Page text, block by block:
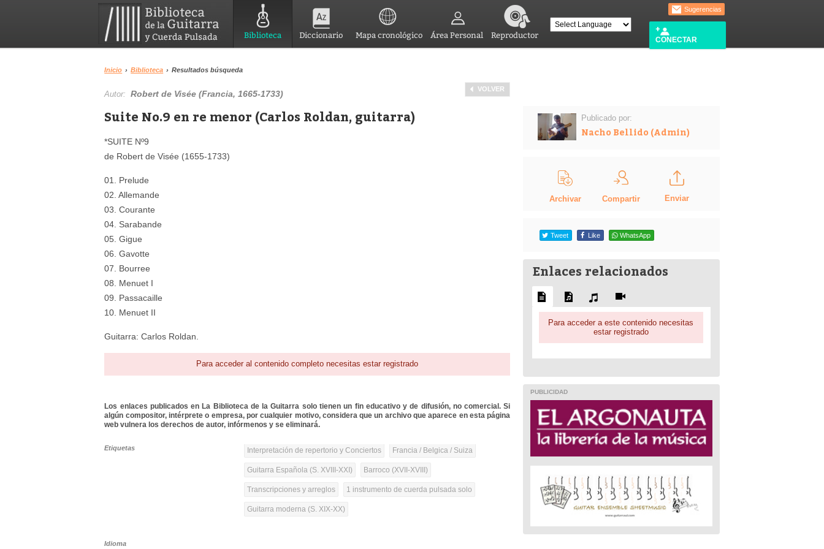
Biblioteca Diccionario Mapa cronológico Área Personal Reproductor
Sugerencias
CONECTAR
Inicio › Biblioteca › Resultados búsqueda
VOLVER
Autor:Robert de Visée (Francia, 1665-1733)
Suite No.9 en re menor (Carlos Roldan, guitarra)
*SUITE Nº9
de Robert de Visée (1655-1733)
01. Prelude
02. Allemande
03. Courante
04. Sarabande
05. Gigue
06. Gavotte
07. Bourree
08. Menuet I
09. Passacaille
10. Menuet II
Guitarra: Carlos Roldan.
Para acceder al contenido completo necesitas estar registrado
Los enlaces publicados en La Biblioteca de la Guitarra solo tienen un fin educativo y de difusión, no comercial. Si
algún compositor, intérprete o empresa, por cualquier motivo, considera que un archivo que aparece en esta página
web vulnera los derechos de autor, infórmenos y se eliminará.
Etiquetas Interpretación de repertorio y Conciertos Francia / Belgica / Suiza
Guitarra Española (S. XVIII-XXI) Barroco (XVII-XVIII)
Transcripciones y arreglos 1 instrumento de cuerda pulsada solo
Guitarra moderna (S. XIX-XX)
Idioma
Publicado por:
Nacho Bellido (Admin)
Archivar Compartir Enviar
Tweet Like WhatsApp
Enlaces relacionados
Para acceder a este contenido necesitas
estar registrado
PUBLICIDAD